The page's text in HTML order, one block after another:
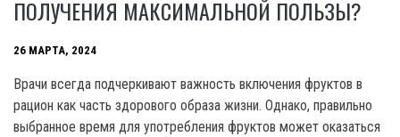
ПОЛУЧЕНИЯ МАКСИМАЛЬНОЙ ПОЛЬЗЫ?
26 МАРТА, 2024
Врачи всегда подчеркивают важность включения фруктов в
рацион как часть здорового образа жизни. Однако, правильно
выбранное время для употребления фруктов может оказаться